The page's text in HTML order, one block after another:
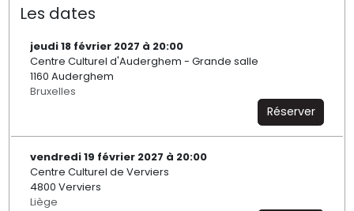
Les dates
jeudi 18 février 2027 à 20:00
Centre Culturel d'Auderghem - Grande salle
1160 Auderghem
Bruxelles
Réserver
vendredi 19 février 2027 à 20:00
Centre Culturel de Verviers
4800 Verviers
Liège